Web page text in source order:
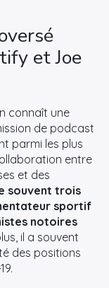
et Joe
connaît une
de podcast
parmi les plus
entre
et des
souvent trois
sportif
notoires
il a souvent
des positions